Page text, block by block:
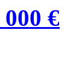
€